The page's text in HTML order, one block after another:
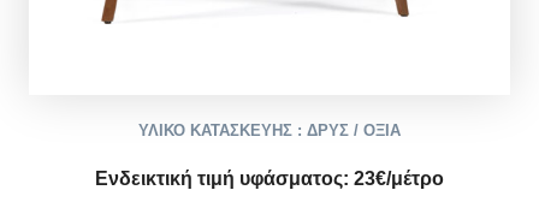
ΥΛΙΚΟ ΚΑΤΑΣΚΕΥΗΣ : ΔΡΥΣ / ΟΞΙΑ
Ενδεικτική τιμή υφάσματος: 23€/μέτρο